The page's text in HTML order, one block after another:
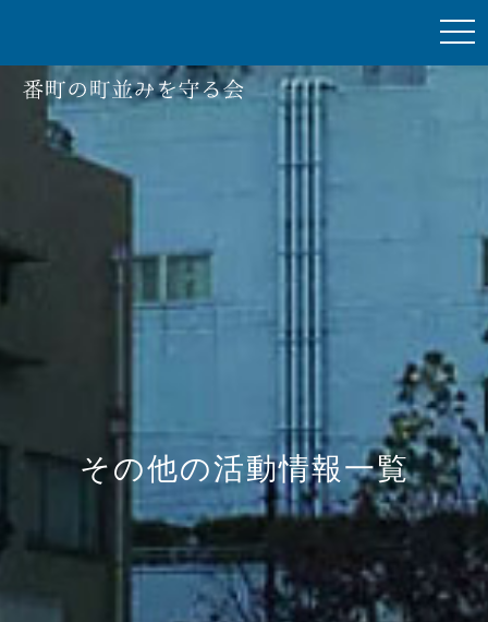
その他の活動情報一覧